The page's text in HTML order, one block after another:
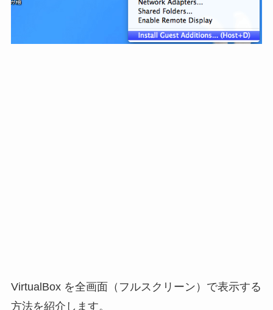
VirtualBox を全画面（フルスクリーン）で表示する
方法を紹介します。